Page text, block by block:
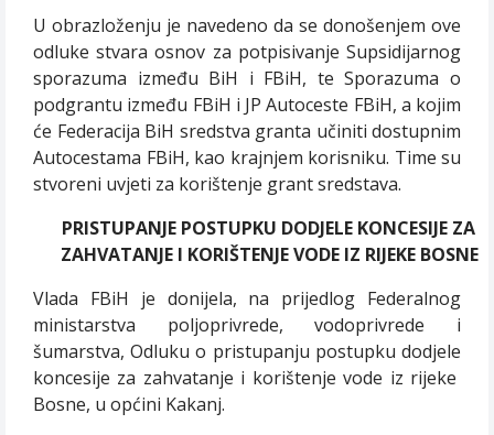
U obrazloženju je navedeno da se donošenjem ove
odluke stvara osnov za potpisivanje Supsidijarnog
sporazuma između BiH i FBiH, te Sporazuma o
podgrantu između FBiH i JP Autoceste FBiH, a kojim
će Federacija BiH sredstva granta učiniti dostupnim
Autocestama FBiH, kao krajnjem korisniku. Time su
stvoreni uvjeti za korištenje grant sredstava.
PRISTUPANJE POSTUPKU DODJELE KONCESIJE ZA
ZAHVATANJE I KORIŠTENJE VODE IZ RIJEKE BOSNE
Vlada FBiH je donijela, na prijedlog Federalnog
ministarstva poljoprivrede, vodoprivrede i
šumarstva, Odluku o pristupanju postupku dodjele
koncesije za zahvatanje i korištenje vode iz rijeke
Bosne, u općini Kakanj.